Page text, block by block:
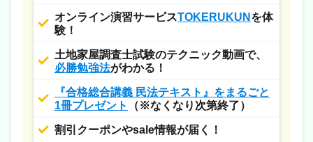
オンライン演習サービスTOKERUKUN を体
験！
土地家屋調査士試験のテクニック動画で、
必勝勉強法がわかる！
『合格総合講義 民法テキスト』をまるごと
1冊プレゼント
（※なくなり次第終了）
割引クーポンやsale情報が届く！